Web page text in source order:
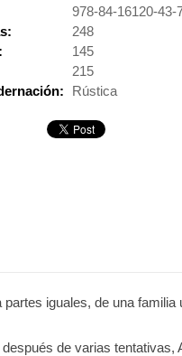
978-84-16120-43-
248
145
215
Rústica
iguales, de una
de varias